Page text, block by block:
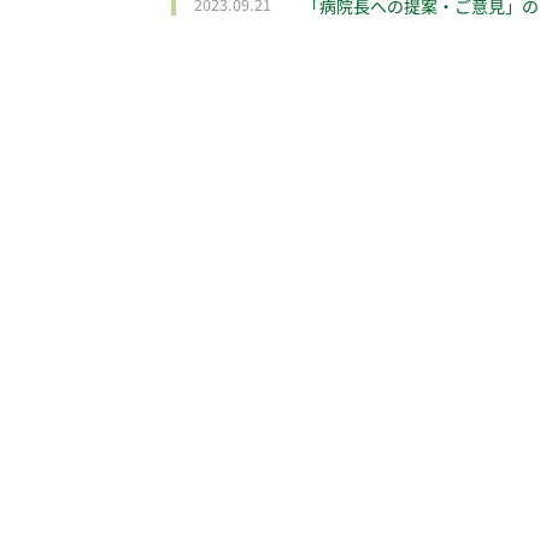
「病院長への提案・ご意見」